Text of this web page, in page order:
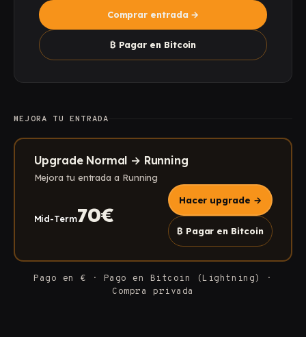
Comprar entrada →
₿ Pagar en Bitcoin
MEJORA TU ENTRADA
Upgrade Normal → Running
Mejora tu entrada a Running
Mid-Term70€
Hacer upgrade →
₿ Pagar en Bitcoin
Pago en € · Pago en Bitcoin (Lightning) ·
Compra privada